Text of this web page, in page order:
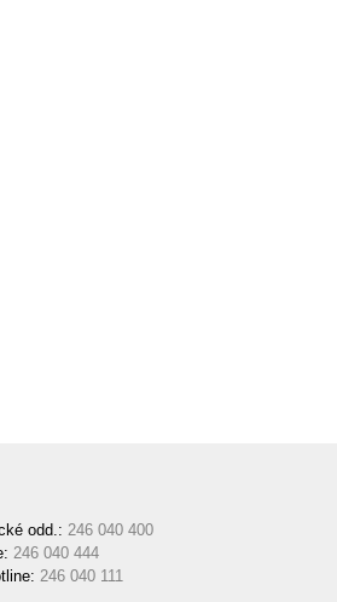
odd.: 246 040 400
246 040 444
246 040 111